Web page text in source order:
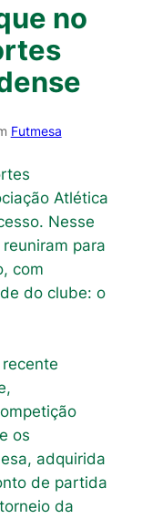
no
Futmesa
Atlética
Nesse
para
com
do clube: o
os
adquirida
de partida
da